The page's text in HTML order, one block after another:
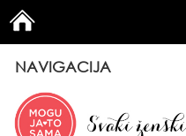
NAVIGACIJA